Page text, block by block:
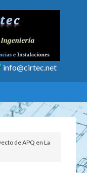
info@cirtec.net
de APQ en La